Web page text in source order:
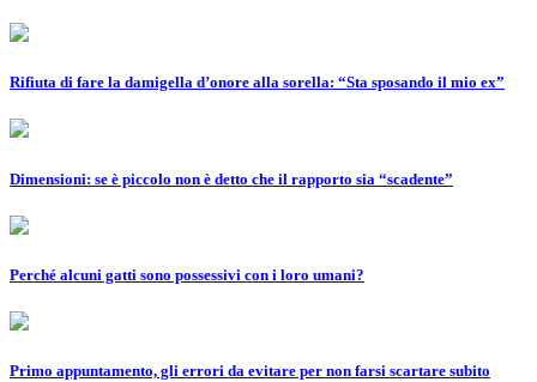
Rifiuta di fare la damigella d’onore alla sorella: “Sta sposando il mio ex”
Dimensioni: se è piccolo non è detto che il rapporto sia “scadente”
Perché alcuni gatti sono possessivi con i loro umani?
Primo appuntamento, gli errori da evitare per non farsi scartare subito